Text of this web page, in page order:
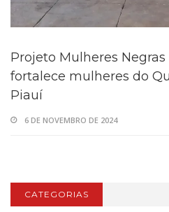
Projeto Mulheres Negras
fortalece mulheres do
Piauí
6 DE NOVEMBRO DE 2024
CATEGORIAS